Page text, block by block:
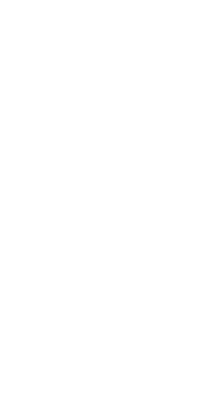
nach §
(z.B.